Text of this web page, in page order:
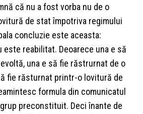
că nu a fost vorba nu de o
de stat împotriva regimului
concluzie este aceasta:
este reabilitat. Deoarece una e să
una e să fie răstrurnat de o
fie răsturnat printr-o lovitură de
formula din comunicatul
preconstituit. Deci înante de